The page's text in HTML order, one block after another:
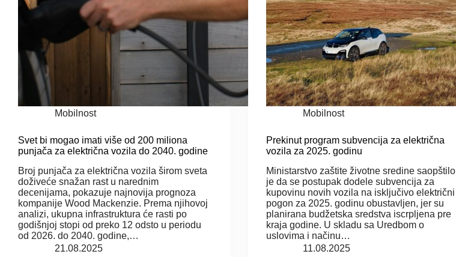
Mobilnost
Svet bi mogao imati više od 200 miliona
punjača za električna vozila do 2040. godine
Broj punjača za električna vozila širom sveta
doživeće snažan rast u narednim
decenijama, pokazuje najnovija prognoza
kompanije Wood Mackenzie. Prema njihovoj
analizi, ukupna infrastruktura će rasti po
godišnjoj stopi od preko 12 odsto u periodu
od 2026. do 2040. godine,…
21.08.2025
Mobilnost
Prekinut program subvencija za električna
vozila za 2025. godinu
Ministarstvo zaštite životne sredine saopštilo
je da se postupak dodele subvencija za
kupovinu novih vozila na isključivo električni
pogon za 2025. godinu obustavljen, jer su
planirana budžetska sredstva iscrpljena pre
kraja godine. U skladu sa Uredbom o
uslovima i načinu…
11.08.2025